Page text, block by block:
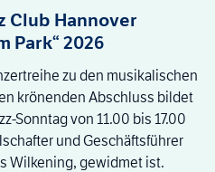
Club Hannover
Park“ 2026
zu den musikalischen
krönenden Abschluss bildet
Sonntag von 11.00 bis 17.00
und Geschäftsführer
Wilkening, gewidmet ist.